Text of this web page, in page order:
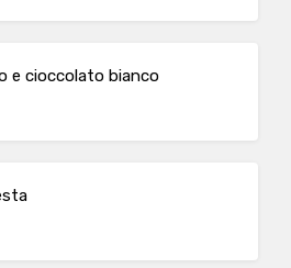
e cioccolato bianco